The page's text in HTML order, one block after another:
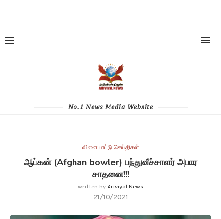
No.1 News Media Website
விளையாட்டு செய்திகள்
ஆப்கன் (Afghan bowler) பந்துவீச்சாளர் அபார
சாதனை!!!
written byAriviyal News
21/10/2021